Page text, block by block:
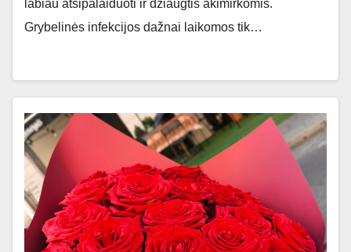
labiau atsipalaiduoti ir džiaugtis akimirkomis.
Grybelinės infekcijos dažnai laikomos tik…